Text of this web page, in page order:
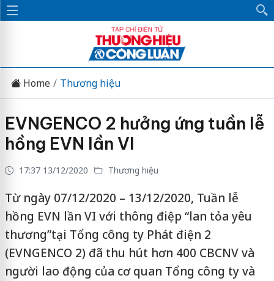
Home Thương hiệu
EVNGENCO 2 hưởng ứng tuần lễ
hồng EVN lần VI
17:37 13/12/2020 Thương hiệu
Từ ngày 07/12/2020 – 13/12/2020, Tuần lễ
hồng EVN lần VI với thông điệp “lan tỏa yêu
thương”tại Tổng công ty Phát điện 2
(EVNGENCO 2) đã thu hút hơn 400 CBCNV và
người lao động của cơ quan Tổng công ty và